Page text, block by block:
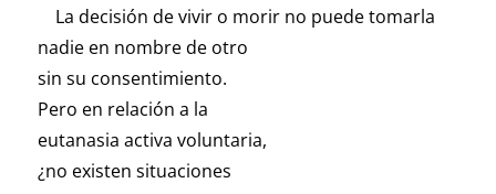
La decisión de vivir o morir no puede tomarla
nadie en nombrede otro
sin su consentimiento.
Pero en relación a la
eutanasia activa voluntaria,
¿no existen situaciones